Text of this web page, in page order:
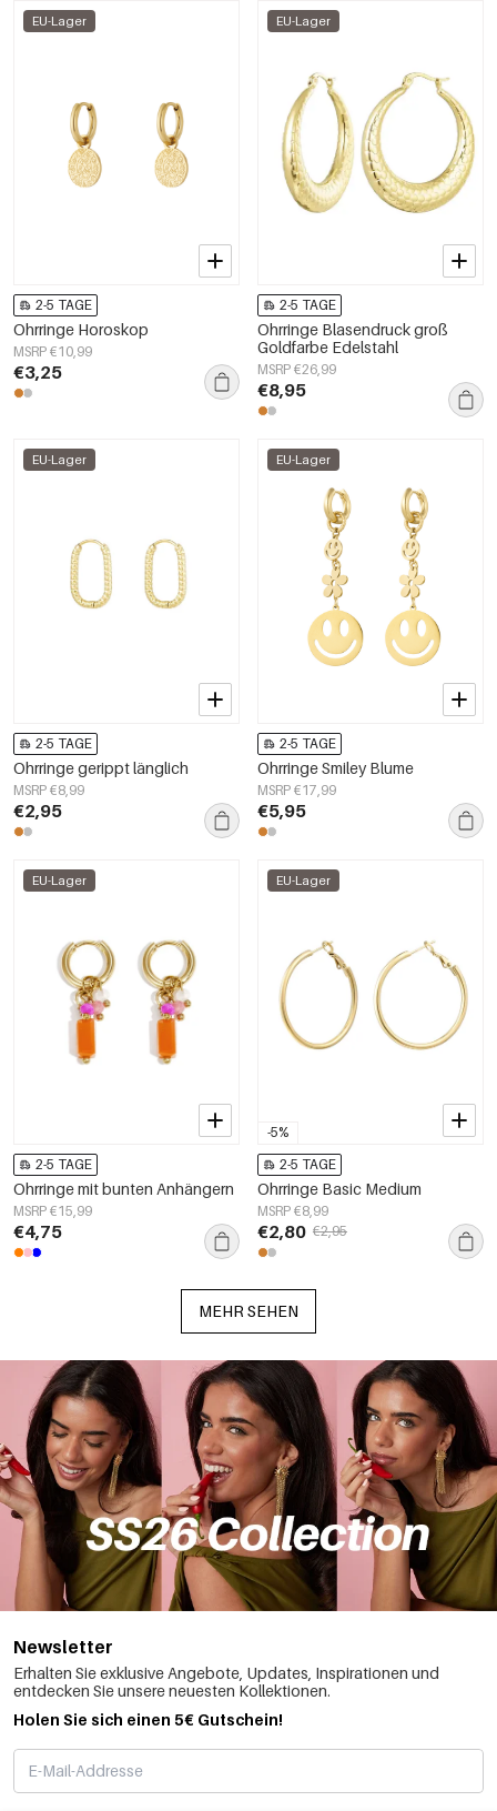
EU-Lager
2-5 TAGE
Ohrringe Horoskop
MSRP €10,99
€3,25
EU-Lager
2-5 TAGE
Ohrringe Blasendruck groß
Goldfarbe Edelstahl
MSRP €26,99
€8,95
EU-Lager
2-5 TAGE
Ohrringe gerippt länglich
MSRP €8,99
€2,95
EU-Lager
2-5 TAGE
Ohrringe Smiley Blume
MSRP €17,99
€5,95
EU-Lager
2-5 TAGE
Ohrringe mit bunten Anhängern
MSRP €15,99
€4,75
-5%
EU-Lager
2-5 TAGE
Ohrringe Basic Medium
MSRP €8,99
€2,80 €2,95
MEHR SEHEN
Newsletter
Erhalten Sie exklusive Angebote, Updates, Inspirationen und
entdecken Sie unsere neuesten Kollektionen.
Holen Sie sich einen 5€ Gutschein!